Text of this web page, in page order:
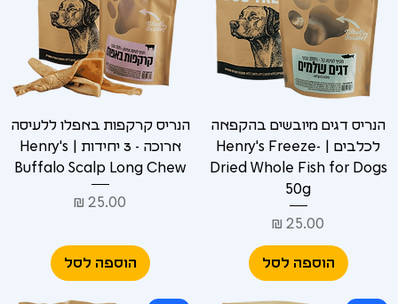
הנריס דגים מיובשים בהקפאה
לכלבים | Henry's Freeze-
Dried Whole Fish for Dogs
50g
מחיר
הוספה לסל
הנריס קרקפות באפלו ללעיסה
ארוכה - 3 יחידות | Henry's
Buffalo Scalp Long Chew
מחיר
הוספה לסל